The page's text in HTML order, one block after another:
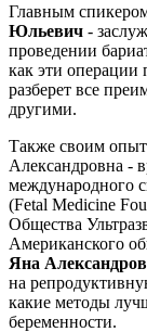
Главным
Юльевич -
проведении
как эти операции
разберет все
другими.
Также своим
Александровна -
международного
(Fetal Medicine
Общества
Американского
Яна
на
какие методы
беременности.